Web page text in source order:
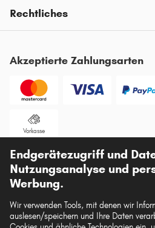
Rechtliches
Akzeptierte Zahlungsarten
Vorkasse
Unsere Versandpartner
Endgerätezugriff und
Nutzungsanalyse und
Werbung.
Wir verwenden Tools, mit denen wir
auslesen/speichern und Ihre Daten